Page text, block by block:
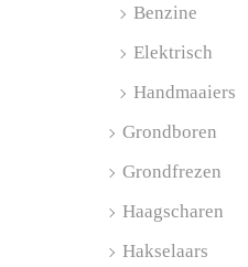
Benzine
Elektrisch
Handmaaiers
Grondboren
Grondfrezen
Haagscharen
Hakselaars